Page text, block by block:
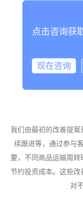
我们由最初的改善提
续跟进等，通过参与
要，不同商品运输周转
节约投资成本。这些改
对
点击咨询获
现在咨询